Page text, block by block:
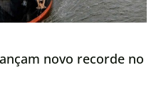
novo recorde no